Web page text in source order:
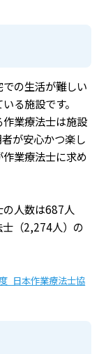
の生活が難しい
る施設です。
業療法士は施設
が安心かつ楽し
業療法士に求め
人数は687人
士（2,274人）の
日本作業療法士協